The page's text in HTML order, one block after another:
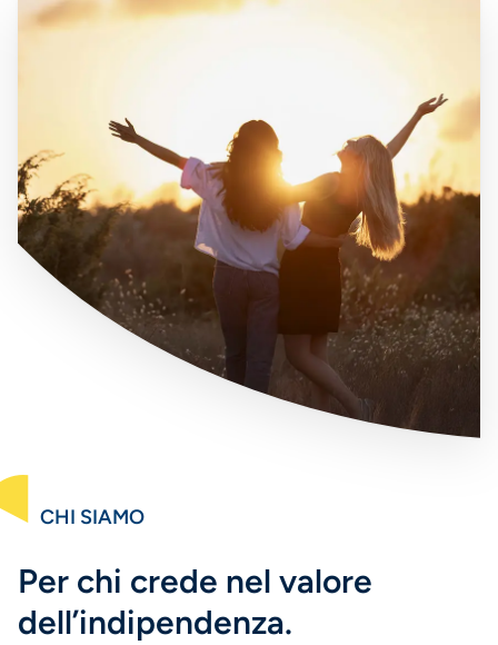
Immagine
CHI SIAMO
Per chi crede nel valore
dell’indipendenza.